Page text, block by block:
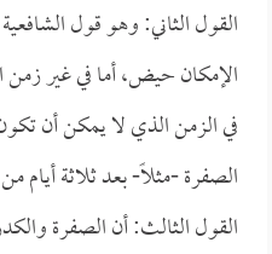
القول الثاني: وهو قول
الإمكان حيض، أما في غير
في الزمن الذي لا يمكن أن
الصفرة -مثلاً- بعد ثلاثة أيام
القول الثالث: أن الصفرة